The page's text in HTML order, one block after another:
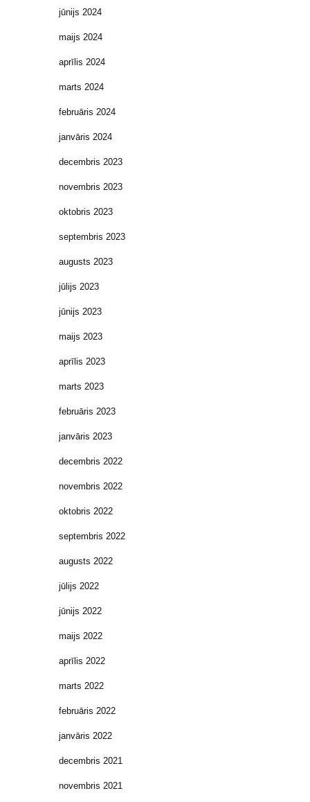
jūnijs 2024
maijs 2024
aprīlis 2024
marts 2024
februāris 2024
janvāris 2024
decembris 2023
novembris 2023
oktobris 2023
septembris 2023
augusts 2023
jūlijs 2023
jūnijs 2023
maijs 2023
aprīlis 2023
marts 2023
februāris 2023
janvāris 2023
decembris 2022
novembris 2022
oktobris 2022
septembris 2022
augusts 2022
jūlijs 2022
jūnijs 2022
maijs 2022
aprīlis 2022
marts 2022
februāris 2022
janvāris 2022
decembris 2021
novembris 2021